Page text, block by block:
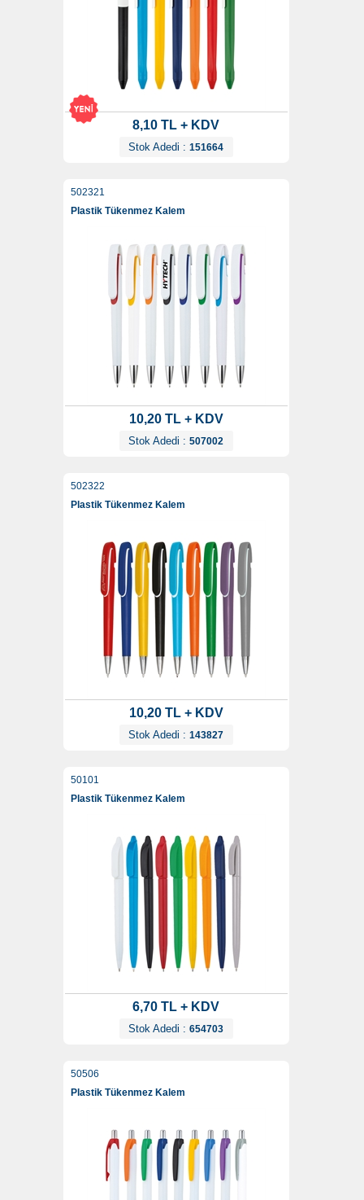
8,10 TL + KDV
Stok Adedi : 151664
502321
Plastik Tükenmez Kalem
10,20 TL + KDV
Stok Adedi : 507002
502322
Plastik Tükenmez Kalem
10,20 TL + KDV
Stok Adedi : 143827
50101
Plastik Tükenmez Kalem
6,70 TL + KDV
Stok Adedi : 654703
50506
Plastik Tükenmez Kalem